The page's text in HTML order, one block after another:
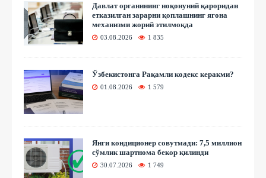
Давлат органининг ноқонуний қароридан
етказилган зарарни қоплашнинг ягона
механизми жорий этилмоқда
03.08.2026 1 835
Ўзбекистонга Рақамли кодекс керакми?
01.08.2026 1 579
Янги кондиционер совутмади: 7,5 миллион
сўмлик шартнома бекор қилинди
30.07.2026 1 749